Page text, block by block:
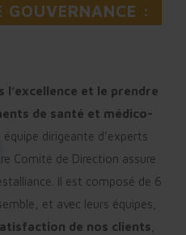
:
l’excellence et le prendre
de santé et médico-
dirigeante d’experts
Comité de Direction assure
Il est composé de 6
et avec leurs équipes,
de nos clients